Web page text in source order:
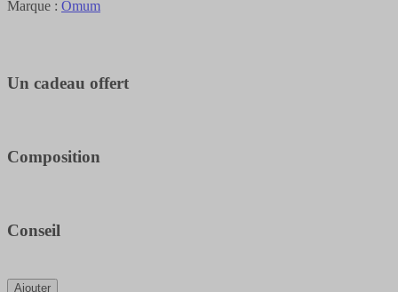
Marque : Omum
Un cadeau offert
Composition
Conseil
Ajouter